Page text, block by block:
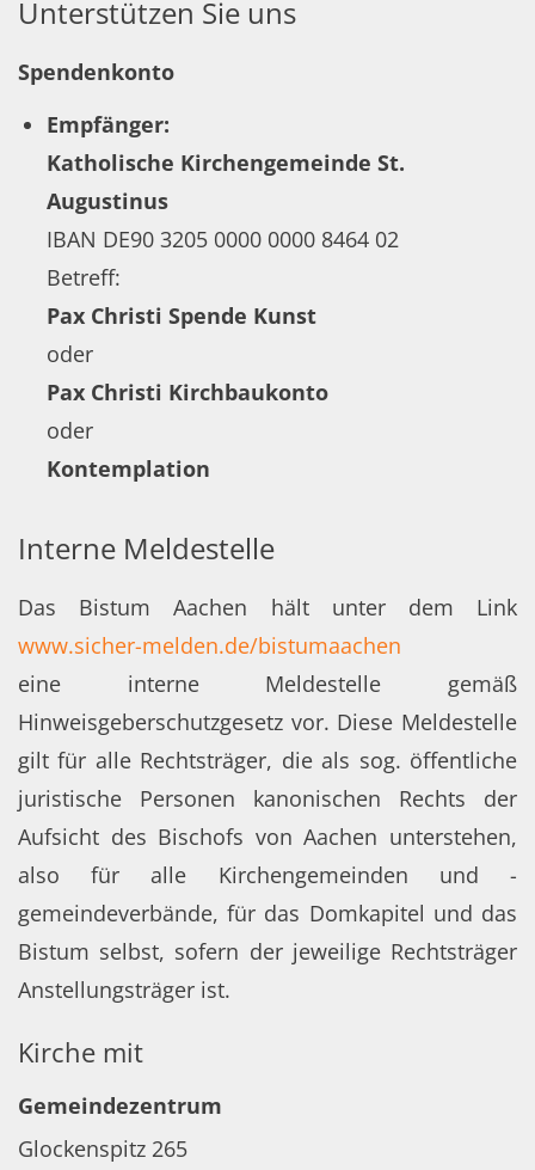
Unterstützen Sie uns
Spendenkonto
Empfänger:
Katholische Kirchengemeinde St.
Augustinus
IBAN DE90 3205 0000 0000 8464 02
Betreff:
Pax Christi Spende Kunst
oder
Pax Christi Kirchbaukonto
oder
Kontemplation
Interne Meldestelle
Das Bistum Aachen hält unter dem Link
www.sicher-melden.de/bistumaachen
eine interne Meldestelle gemäß
Hinweisgeberschutzgesetz vor. Diese Meldestelle
gilt für alle Rechtsträger, die als sog. öffentliche
juristische Personen kanonischen Rechts der
Aufsicht des Bischofs von Aachen unterstehen,
also für alle Kirchengemeinden und -
gemeindeverbände, für das Domkapitel und das
Bistum selbst, sofern der jeweilige Rechtsträger
Anstellungsträger ist.
Kirche mit
Gemeindezentrum
Glockenspitz 265